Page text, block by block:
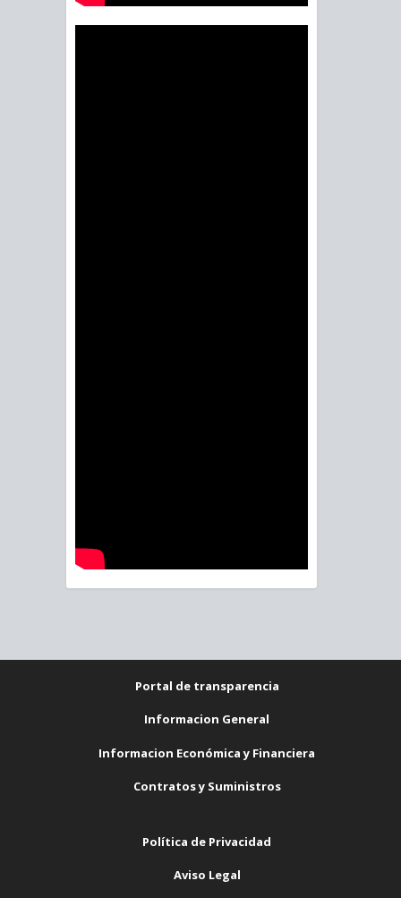
Portal de transparencia
Informacion General
Informacion Económica y Financiera
Contratos y Suministros
Política de Privacidad
Aviso Legal